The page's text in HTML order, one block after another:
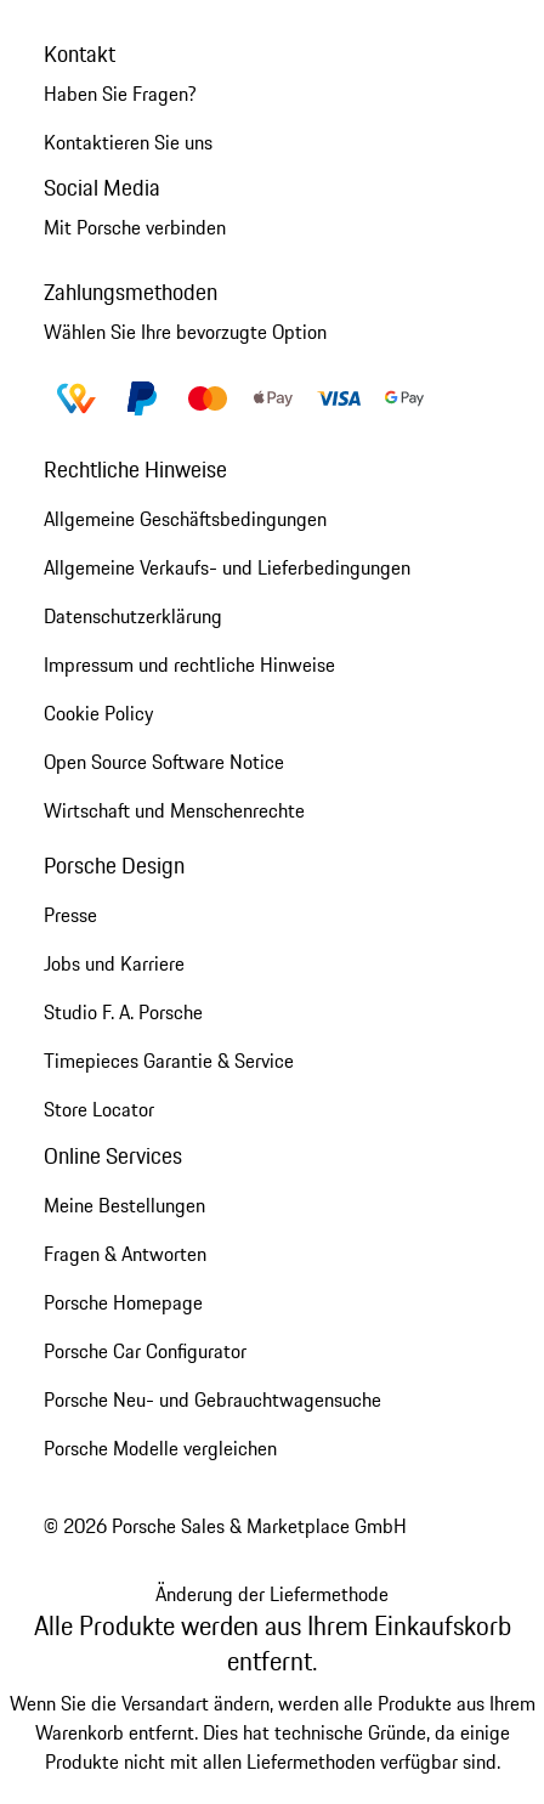
Kontakt
Haben Sie Fragen?
Kontaktieren Sie uns
Social Media
Mit Porsche verbinden
Zahlungsmethoden
Wählen Sie Ihre bevorzugte Option
Rechtliche Hinweise
Allgemeine Geschäftsbedingungen
Allgemeine Verkaufs- und Lieferbedingungen
Datenschutzerklärung
Impressum und rechtliche Hinweise
Cookie Policy
Open Source Software Notice
Wirtschaft und Menschenrechte
Porsche Design
Presse
Jobs und Karriere
Studio F. A. Porsche
Timepieces Garantie & Service
Store Locator
Online Services
Meine Bestellungen
Fragen & Antworten
Porsche Homepage
Porsche Car Configurator
Porsche Neu- und Gebrauchtwagensuche
Porsche Modelle vergleichen
© 2026 Porsche Sales & Marketplace GmbH
Änderung der Liefermethode
Alle Produkte werden aus Ihrem Einkaufskorb
entfernt.
Wenn Sie die Versandart ändern, werden alle Produkte aus Ihrem
Warenkorb entfernt. Dies hat technische Gründe, da einige
Produkte nicht mit allen Liefermethoden verfügbar sind.